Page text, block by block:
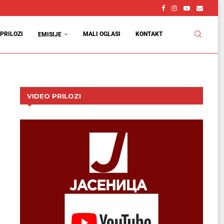
PRILOZI EMISIJE MALI OGLASI KONTAKT
VIDEO PRILOZI